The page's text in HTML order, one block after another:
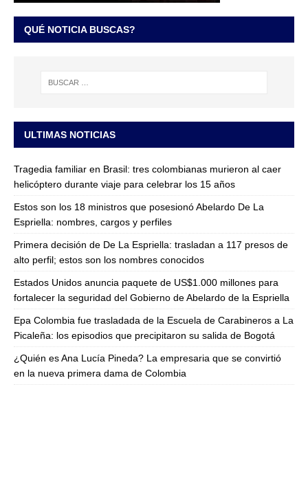
QUÉ NOTICIA BUSCAS?
ULTIMAS NOTICIAS
Tragedia familiar en Brasil: tres colombianas murieron al caer
helicóptero durante viaje para celebrar los 15 años
Estos son los 18 ministros que posesionó Abelardo De La
Espriella: nombres, cargos y perfiles
Primera decisión de De La Espriella: trasladan a 117 presos de
alto perfil; estos son los nombres conocidos
Estados Unidos anuncia paquete de US$1.000 millones para
fortalecer la seguridad del Gobierno de Abelardo de la Espriella
Epa Colombia fue trasladada de la Escuela de Carabineros a La
Picaleña: los episodios que precipitaron su salida de Bogotá
¿Quién es Ana Lucía Pineda? La empresaria que se convirtió
en la nueva primera dama de Colombia